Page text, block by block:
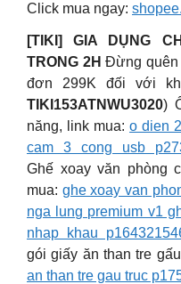
Click mua ngay:
[TIKI] GIA DỤNG
TRONG 2HĐừng quên
đơn 299K đối với
TIKI153ATNWU3020)
năng, link mua:o dien
cam 3 cong usb
Ghế xoay văn phòng
mua: ghe xoay van
nga lung premium v1
nhap khau
gói giấy ăn than tre
an than tre gau truc